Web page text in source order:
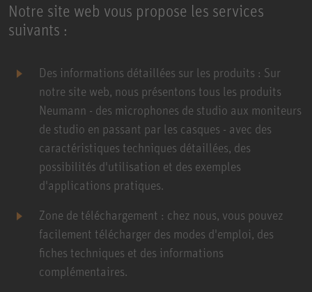
Notre site web vous propose les services
suivants :
Des informations détaillées sur les produits : Sur
notre site web, nous présentons tous les produits
Neumann - des microphones de studio aux moniteurs
de studio en passant par les casques - avec des
caractéristiques techniques détaillées, des
possibilités d'utilisation et des exemples
d'applications pratiques.
Zone de téléchargement : chez nous, vous pouvez
facilement télécharger des modes d'emploi, des
fiches techniques et des informations
complémentaires.